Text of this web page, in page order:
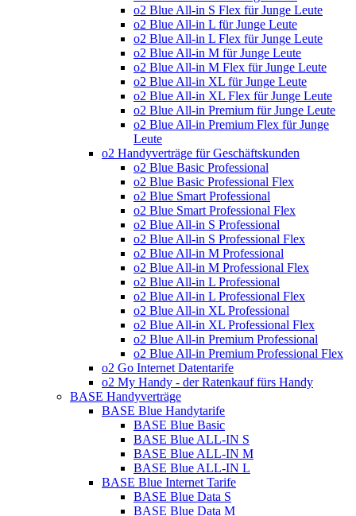
o2 Blue All-in S Flex für Junge Leute
o2 Blue All-in L für Junge Leute
o2 Blue All-in L Flex für Junge Leute
o2 Blue All-in M für Junge Leute
o2 Blue All-in M Flex für Junge Leute
o2 Blue All-in XL für Junge Leute
o2 Blue All-in XL Flex für Junge Leute
o2 Blue All-in Premium für Junge Leute
o2 Blue All-in Premium Flex für Junge
Leute
o2 Handyverträge für Geschäftskunden
o2 Blue Basic Professional
o2 Blue Basic Professional Flex
o2 Blue Smart Professional
o2 Blue Smart Professional Flex
o2 Blue All-in S Professional
o2 Blue All-in S Professional Flex
o2 Blue All-in M Professional
o2 Blue All-in M Professional Flex
o2 Blue All-in L Professional
o2 Blue All-in L Professional Flex
o2 Blue All-in XL Professional
o2 Blue All-in XL Professional Flex
o2 Blue All-in Premium Professional
o2 Blue All-in Premium Professional Flex
o2 Go Internet Datentarife
o2 My Handy - der Ratenkauf fürs Handy
BASE Handyverträge
BASE Blue Handytarife
BASE Blue Basic
BASE Blue ALL-IN S
BASE Blue ALL-IN M
BASE Blue ALL-IN L
BASE Blue Internet Tarife
BASE Blue Data S
BASE Blue Data M